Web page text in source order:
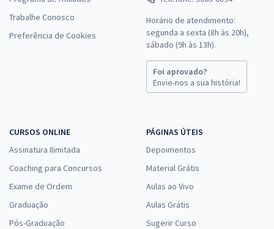
Trabalhe Conosco
Preferência de Cookies
Horário de atendimento:
segunda a sexta (8h às 20h),
sábado (9h às 13h).
Foi aprovado?
Envie-nos a sua história!
CURSOS ONLINE
Assinatura Ilimitada
Coaching para Concursos
Exame de Ordem
Graduação
Pós-Graduação
PÁGINAS ÚTEIS
Depoimentos
Material Grátis
Aulas ao Vivo
Aulas Grátis
Sugerir Curso